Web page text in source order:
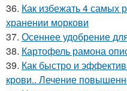
36. Как избежать 4 самых
хранении моркови
37. Осеннее удобрение
38. Картофель рамона
39. Как быстро и
крови.. Лечение